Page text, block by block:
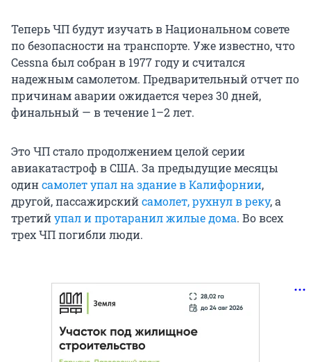
Теперь ЧП будут изучать в Национальном совете
по безопасности на транспорте. Уже известно, что
Cessna был собран в 1977 году и считался
надежным самолетом. Предварительный отчет по
причинам аварии ожидается через 30 дней,
финальный — в течение 1–2 лет.
Это ЧП стало продолжением целой серии
авиакатастроф в США. За предыдущие месяцы
одинсамолет упал на здание в Калифорнии,
другой, пассажирскийсамолет, рухнул в реку, а
третийупал и протаранил жилые дома. Во всех
трех ЧП погибли люди.